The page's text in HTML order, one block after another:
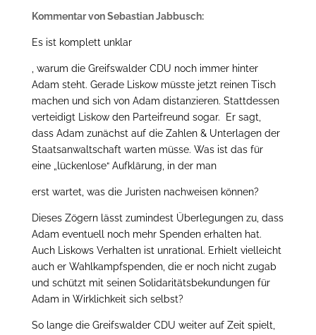
Kommentar von Sebastian Jabbusch:
Es ist komplett unklar
, warum die Greifswalder CDU noch immer hinter
Adam steht. Gerade Liskow müsste jetzt reinen Tisch
machen und sich von Adam distanzieren. Stattdessen
verteidigt Liskow den Parteifreund sogar. Er sagt,
dass Adam zunächst auf die Zahlen & Unterlagen der
Staatsanwaltschaft warten müsse. Was ist das für
eine „lückenlose“ Aufklärung, in der man
erst wartet, was die Juristen nachweisen können?
Dieses Zögern lässt zumindest Überlegungen zu, dass
Adam eventuell noch mehr Spenden erhalten hat.
Auch Liskows Verhalten ist unrational. Erhielt vielleicht
auch er Wahlkampfspenden, die er noch nicht zugab
und schützt mit seinen Solidaritätsbekundungen für
Adam in Wirklichkeit sich selbst?
So lange die Greifswalder CDU weiter auf Zeit spielt,